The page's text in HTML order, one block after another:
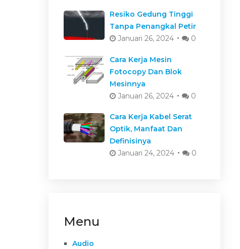
Resiko Gedung Tinggi
Tanpa Penangkal Petir
Januari 26, 2024
0
Cara Kerja Mesin
Fotocopy Dan Blok
Mesinnya
Januari 26, 2024
0
Cara Kerja Kabel Serat
Optik, Manfaat Dan
Definisinya
Januari 24, 2024
0
Menu
Audio